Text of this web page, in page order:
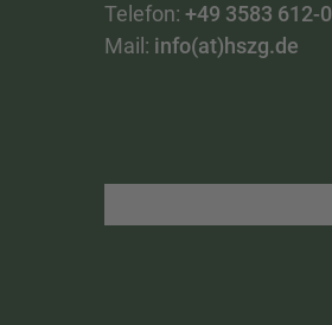
Telefon: +49 3583 612-0
Mail: info(at)hszg.de